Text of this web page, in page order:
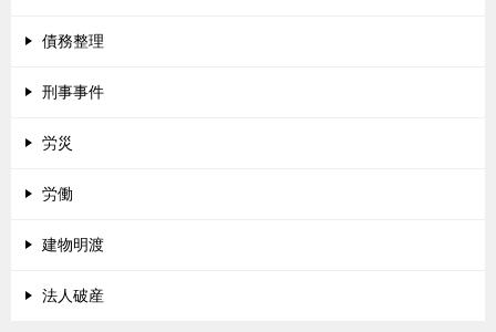
債務整理
刑事事件
労災
労働
建物明渡
法人破産